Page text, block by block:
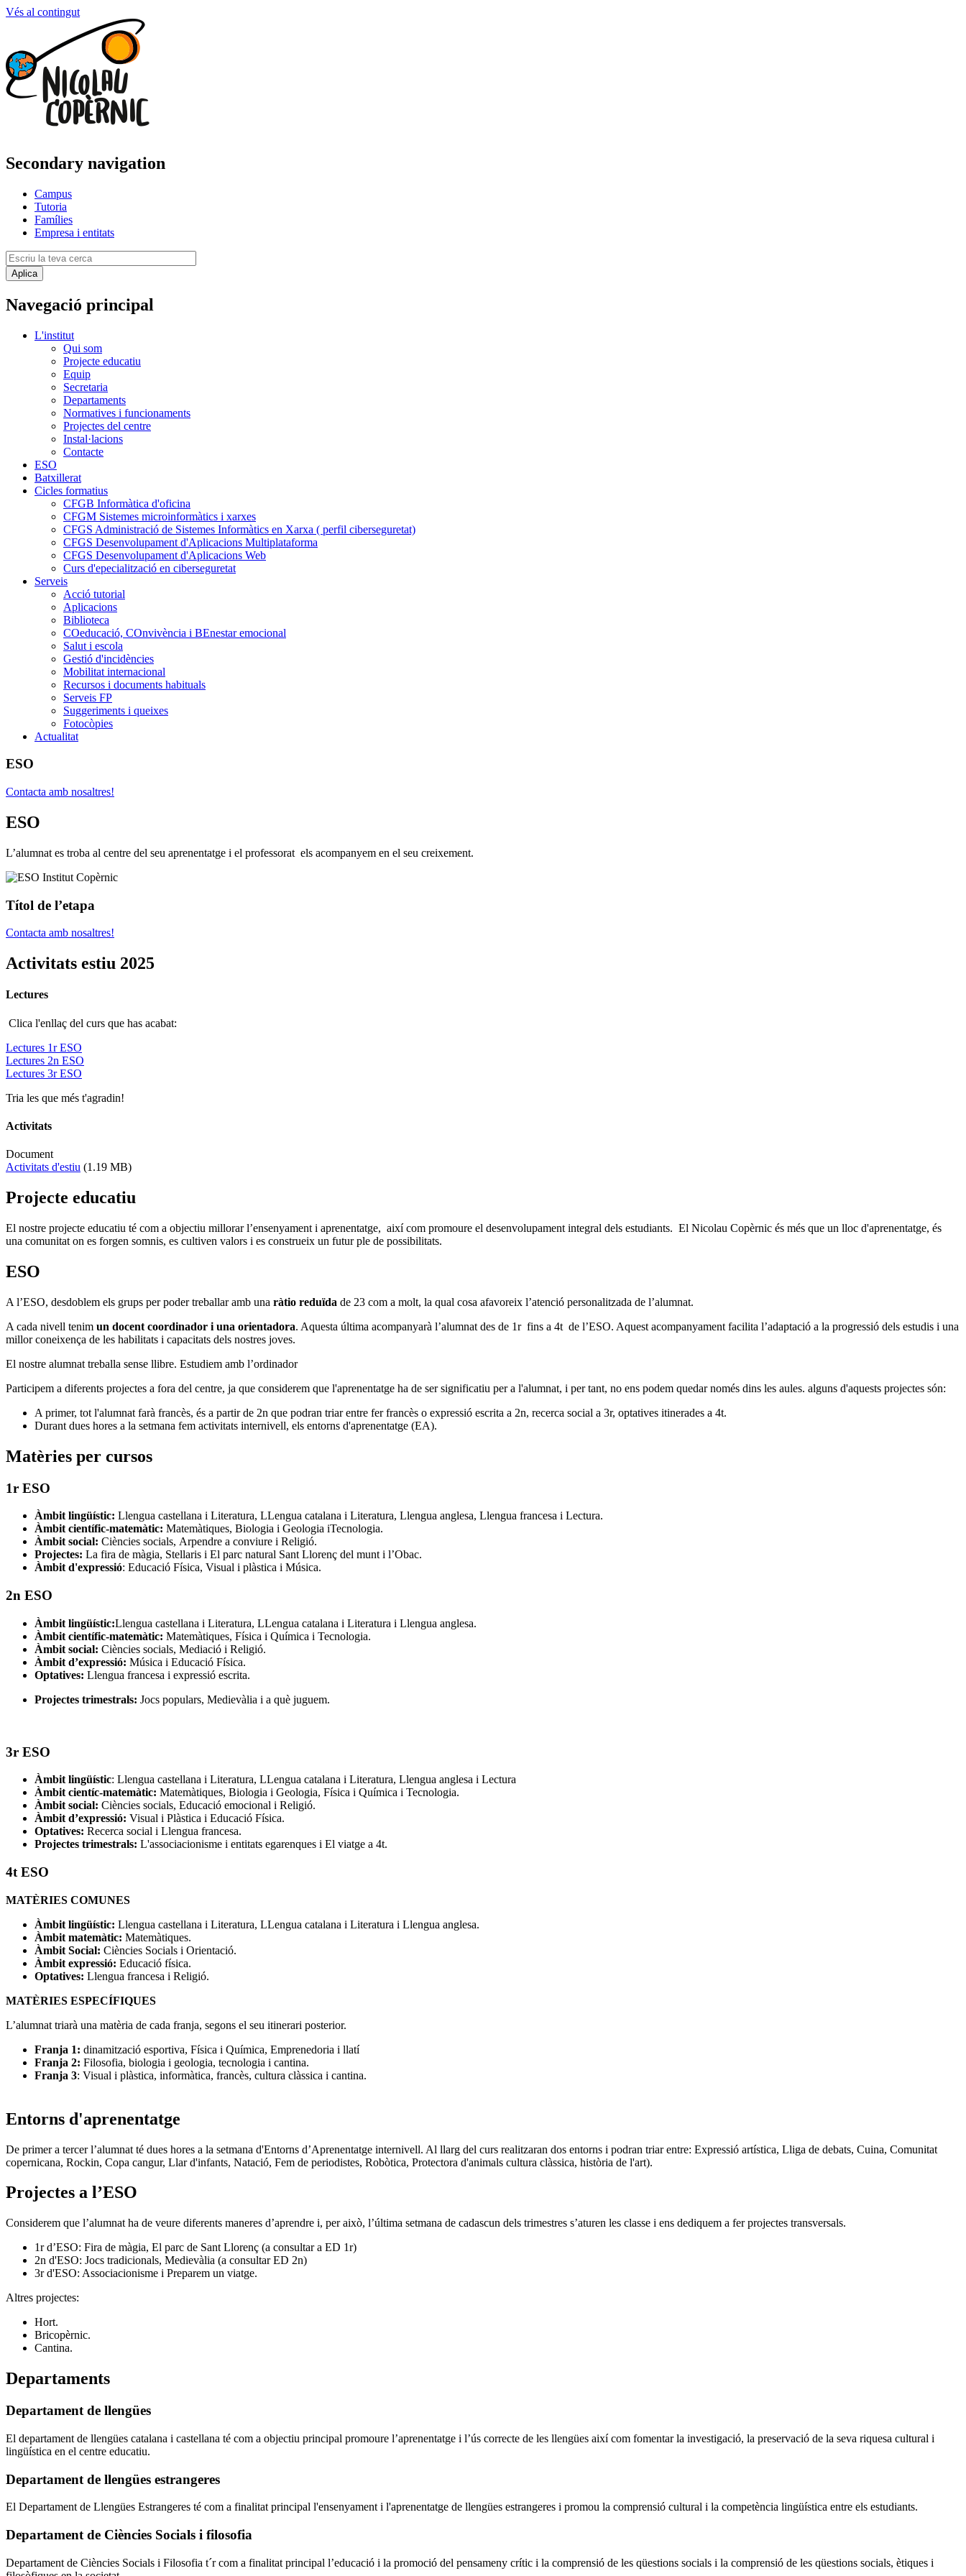
Vés al contingut
Secondary navigation
Campus
Tutoria
Famílies
Empresa i entitats
Navegació principal
L'institut
Qui som
Projecte educatiu
Equip
Secretaria
Departaments
Normatives i funcionaments
Projectes del centre
Instal·lacions
Contacte
ESO
Batxillerat
Cicles formatius
CFGB Informàtica d'oficina
CFGM Sistemes microinformàtics i xarxes
CFGS Administració de Sistemes Informàtics en Xarxa ( perfil ciberseguretat)
CFGS Desenvolupament d'Aplicacions Multiplataforma
CFGS Desenvolupament d'Aplicacions Web
Curs d'epecialització en ciberseguretat
Serveis
Acció tutorial
Aplicacions
Biblioteca
COeducació, COnvivència i BEnestar emocional
Salut i escola
Gestió d'incidències
Mobilitat internacional
Recursos i documents habituals
Serveis FP
Suggeriments i queixes
Fotocòpies
Actualitat
ESO
Contacta amb nosaltres!
ESO
L’alumnat es troba al centre del seu aprenentatge i el professorat els acompanyem en el seu creixement.
Títol de l’etapa
Contacta amb nosaltres!
Activitats estiu 2025
Lectures
Clica l'enllaç del curs que has acabat:
Lectures 1r ESO
Lectures 2n ESO
Lectures 3r ESO
Tria les que més t'agradin!
Activitats
Document
Activitats d'estiu (1.19 MB)
Projecte educatiu
El nostre projecte educatiu té com a objectiu millorar l’ensenyament i aprenentatge, així com promoure el desenvolupament integral dels estudiants. El Nicolau Copèrnic és més que un lloc d'aprenentatge, és
una comunitat on es forgen somnis, es cultiven valors i es construeix un futur ple de possibilitats.
ESO
A l’ESO, desdoblem els grups per poder treballar amb una ràtio reduïda de 23 com a molt, la qual cosa afavoreix l’atenció personalitzada de l’alumnat.
A cada nivell tenim un docent coordinador i una orientadora. Aquesta última acompanyarà l’alumnat des de 1r fins a 4t de l’ESO. Aquest acompanyament facilita l’adaptació a la progressió dels estudis i una
millor coneixença de les habilitats i capacitats dels nostres joves.
El nostre alumnat treballa sense llibre. Estudiem amb l’ordinador
Participem a diferents projectes a fora del centre, ja que considerem que l'aprenentatge ha de ser significatiu per a l'alumnat, i per tant, no ens podem quedar només dins les aules. alguns d'aquests projectes són:
A primer, tot l'alumnat farà francès, és a partir de 2n que podran triar entre fer francès o expressió escrita a 2n, recerca social a 3r, optatives itinerades a 4t.
Durant dues hores a la setmana fem activitats internivell, els entorns d'aprenentatge (EA).
Matèries per cursos
1r ESO
Àmbit lingüístic: Llengua castellana i Literatura, LLengua catalana i Literatura, Llengua anglesa, Llengua francesa i Lectura.
Àmbit científic-matemàtic: Matemàtiques, Biologia i Geologia iTecnologia.
Àmbit social: Ciències socials, Arpendre a conviure i Religió.
Projectes: La fira de màgia, Stellaris i El parc natural Sant Llorenç del munt i l’Obac.
Àmbit d'expressió: Educació Física, Visual i plàstica i Música.
2n ESO
Àmbit lingüístic:Llengua castellana i Literatura, LLengua catalana i Literatura i Llengua anglesa.
Àmbit científic-matemàtic: Matemàtiques, Física i Química i Tecnologia.
Àmbit social: Ciències socials, Mediació i Religió.
Àmbit d’expressió: Música i Educació Física.
Optatives: Llengua francesa i expressió escrita.
Projectes trimestrals: Jocs populars, Medievàlia i a què juguem.
3r ESO
Àmbit lingüístic: Llengua castellana i Literatura, LLengua catalana i Literatura, Llengua anglesa i Lectura
Àmbit cientíc-matemàtic: Matemàtiques, Biologia i Geologia, Física i Química i Tecnologia.
Àmbit social: Ciències socials, Educació emocional i Religió.
Àmbit d’expressió: Visual i Plàstica i Educació Física.
Optatives: Recerca social i Llengua francesa.
Projectes trimestrals: L'associacionisme i entitats egarenques i El viatge a 4t.
4t ESO
MATÈRIES COMUNES
Àmbit lingüístic: Llengua castellana i Literatura, LLengua catalana i Literatura i Llengua anglesa.
Àmbit matemàtic: Matemàtiques.
Àmbit Social: Ciències Socials i Orientació.
Àmbit expressió: Educació física.
Optatives: Llengua francesa i Religió.
MATÈRIES ESPECÍFIQUES
L’alumnat triarà una matèria de cada franja, segons el seu itinerari posterior.
Franja 1: dinamització esportiva, Física i Química, Emprenedoria i llatí
Franja 2: Filosofia, biologia i geologia, tecnologia i cantina.
Franja 3: Visual i plàstica, informàtica, francès, cultura clàssica i cantina.
Entorns d'aprenentatge
De primer a tercer l’alumnat té dues hores a la setmana d'Entorns d’Aprenentatge internivell. Al llarg del curs realitzaran dos entorns i podran triar entre: Expressió artística, Lliga de debats, Cuina, Comunitat
copernicana, Rockin, Copa cangur, Llar d'infants, Natació, Fem de periodistes, Robòtica, Protectora d'animals cultura clàssica, història de l'art).
Projectes a l’ESO
Considerem que l’alumnat ha de veure diferents maneres d’aprendre i, per això, l’última setmana de cadascun dels trimestres s’aturen les classe i ens dediquem a fer projectes transversals.
1r d’ESO: Fira de màgia, El parc de Sant Llorenç (a consultar a ED 1r)
2n d'ESO: Jocs tradicionals, Medievàlia (a consultar ED 2n)
3r d'ESO: Associacionisme i Preparem un viatge.
Altres projectes:
Hort.
Bricopèrnic.
Cantina.
Departaments
Departament de llengües
El departament de llengües catalana i castellana té com a objectiu principal promoure l’aprenentatge i l’ús correcte de les llengües així com fomentar la investigació, la preservació de la seva riquesa cultural i
lingüística en el centre educatiu.
Departament de llengües estrangeres
El Departament de Llengües Estrangeres té com a finalitat principal l'ensenyament i l'aprenentatge de llengües estrangeres i promou la comprensió cultural i la competència lingüística entre els estudiants.
Departament de Ciències Socials i filosofia
Departament de Ciències Socials i Filosofia t´r com a finalitat principal l’educació i la promoció del pensameny crític i la comprensió de les qüestions socials i la comprensió de les qüestions socials, ètiques i